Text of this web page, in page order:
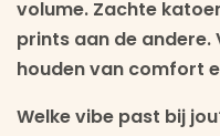
volume. Zachte
prints aan de
houden van comfort
Welke vibe past bij